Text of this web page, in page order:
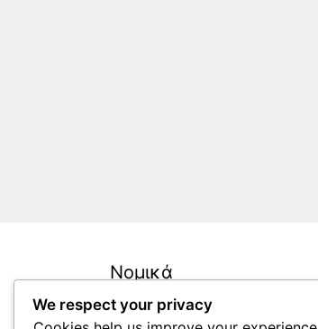
Νομικά
Επικοινωνήστε μαζί μας
We respect your privacy